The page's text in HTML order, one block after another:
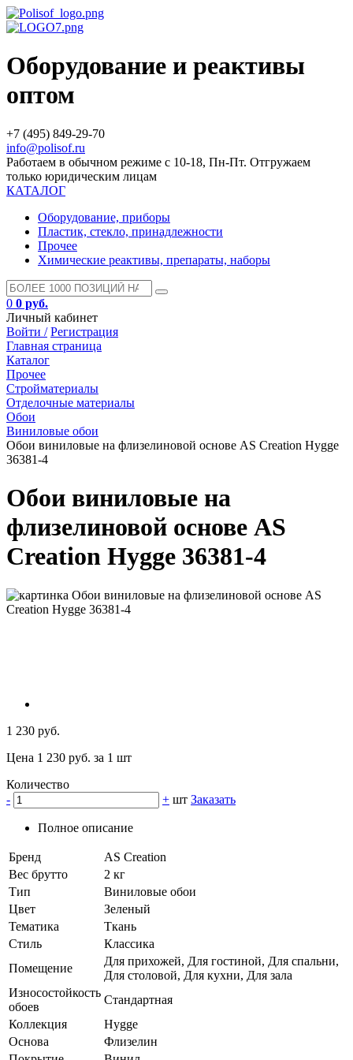
Оборудование и реактивы
оптом
+7 (495) 849-29-70
info@polisof.ru
Работаем в обычном режиме с 10-18, Пн-Пт. Отгружаем
только юридическим лицам
КАТАЛОГ
Оборудование, приборы
Пластик, стекло, принадлежности
Прочее
Химические реактивы, препараты, наборы
0 0 руб.
Личный кабинет
Войти / Регистрация
Главная страница
Каталог
Прочее
Стройматериалы
Отделочные материалы
Обои
Виниловые обои
Обои виниловые на флизелиновой основе AS Creation Hygge
36381-4
Обои виниловые на
флизелиновой основе AS
Creation Hygge 36381-4
1 230 руб.
Цена 1 230 руб. за 1 шт
Количество
-
+ шт Заказать
Полное описание
Бренд
AS Creation
Вес брутто
2 кг
Тип
Виниловые обои
Цвет
Зеленый
Тематика
Ткань
Стиль
Классика
Помещение
Для прихожей, Для гостиной, Для спальни,
Для столовой, Для кухни, Для зала
Износостойкость
обоев
Стандартная
Коллекция
Hygge
Основа
Флизелин